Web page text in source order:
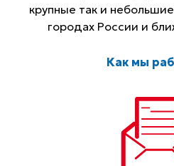
крупные так и
городах России и
Как мы